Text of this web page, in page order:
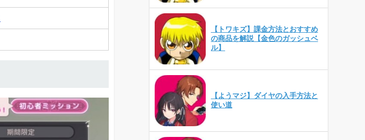
【トワキズ】課金方法とおすすめ
の商品を解説【金色のガッシュベ
ル】
【ようマジ】ダイヤの入手方法と
使い道